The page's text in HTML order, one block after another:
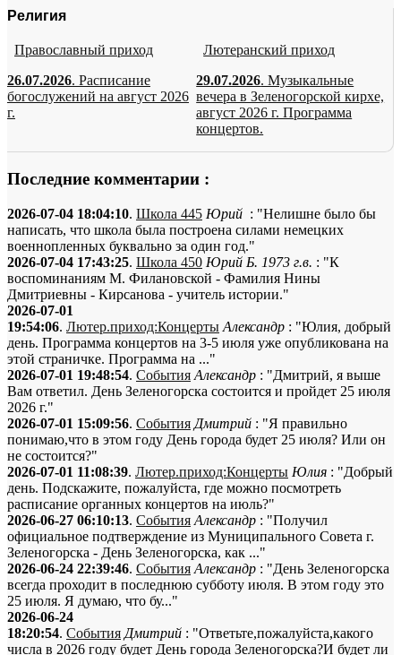
Религия
Православный приход
26.07.2026. Расписание
богослужений на август 2026
г.
Лютеранский приход
29.07.2026. Музыкальные
вечера в Зеленогорской кирхе,
август 2026 г. Программа
концертов.
Последние комментарии :
2026-07-04 18:04:10. Школа 445 Юрий : "Нелишне было бы
написать, что школа была построена силами немецких
военнопленных буквально за один год."
2026-07-04 17:43:25. Школа 450 Юрий Б. 1973 г.в. : "К
воспоминаниям М. Филановской - Фамилия Нины
Дмитриевны - Кирсанова - учитель истории."
2026-07-01
19:54:06. Лютер.приход:Концерты Александр : "Юлия, добрый
день. Программа концертов на 3-5 июля уже опубликована на
этой страничке. Программа на ..."
2026-07-01 19:48:54. События Александр : "Дмитрий, я выше
Вам ответил. День Зеленогорска состоится и пройдет 25 июля
2026 г."
2026-07-01 15:09:56. События Дмитрий : "Я правильно
понимаю,что в этом году День города будет 25 июля? Или он
не состоится?"
2026-07-01 11:08:39. Лютер.приход:Концерты Юлия : "Добрый
день. Подскажите, пожалуйста, где можно посмотреть
расписание органных концертов на июль?"
2026-06-27 06:10:13. События Александр : "Получил
официальное подтверждение из Муниципального Совета г.
Зеленогорска - День Зеленогорска, как ..."
2026-06-24 22:39:46. События Александр : "День Зеленогорска
всегда проходит в последнюю субботу июля. В этом году это
25 июля. Я думаю, что бу..."
2026-06-24
18:20:54. События Дмитрий : "Ответьте,пожалуйста,какого
числа в 2026 году будет День города Зеленогорска?И будет ли